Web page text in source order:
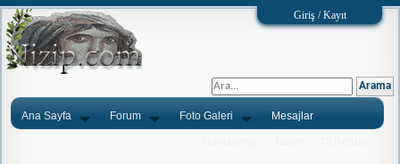
Giriş / Kayıt
Ana Sayfa Forum Foto Galeri Mesajlar